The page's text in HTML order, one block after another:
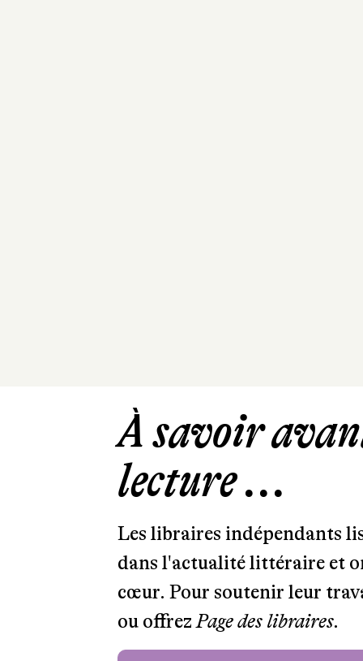
À savoir
lecture ...
Les libraires indépendants
dans l'actualité littéraire et
cœur. Pour soutenir leur
ou offrezPage des libraires.